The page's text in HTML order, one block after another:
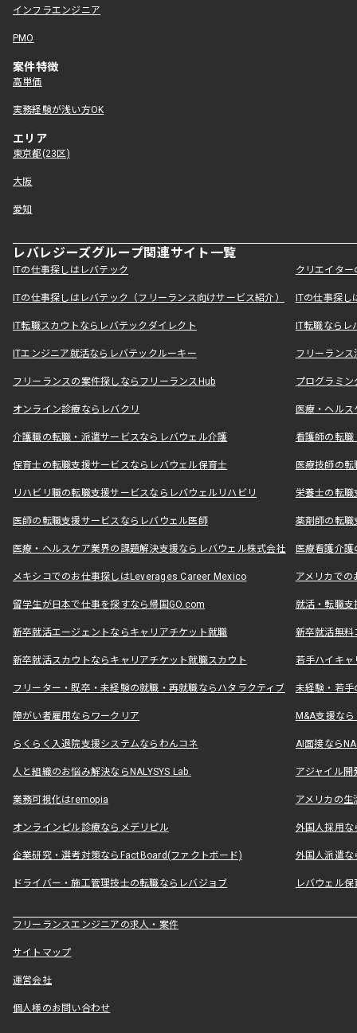
インフラエンジニア
PMO
案件特徴
高単価
実務経験が浅い方OK
エリア
東京都(23区)
大阪
愛知
レバレジーズグループ関連サイト一覧
ITの仕事探しはレバテック クリエイタ
ITの仕事探しはレバテック（フリーランス向けサービス紹介） ITの仕事探
IT転職スカウトならレバテックダイレクト IT転職なら
ITエンジニア就活ならレバテックルーキー フリーラン
フリーランスの案件探しならフリーランスHub プログラミ
オンライン診療ならレバクリ 医療・ヘル
介護職の転職・派遣サービスならレバウェル介護 看護師の転
保育士の転職支援サービスならレバウェル保育士 医療技師の
リハビリ職の転職支援サービスならレバウェルリハビリ 栄養士の転
医師の転職支援サービスならレバウェル医師 薬剤師の転
医療・ヘルスケア業界の課題解決支援ならレバウェル株式会社 医療看護介
メキシコでのお仕事探しはLeverages Career Mexico アメリカで
留学生が日本で仕事を探すなら帰国GO.com 就活・転職
新卒就活エージェントならキャリアチケット就職 新卒就活無料
新卒就活スカウトならキャリアチケット就職スカウト 若手ハイキ
フリーター・既卒・未経験の就職・再就職ならハタラクティブ 未経験・若手
障がい者雇用ならワークリア M&A支援な
らくらく入退院支援システムならわんコネ AI面接なら
人と組織のお悩み解決ならNALYSYS Lab. アジャイル
業務可視化はremopia アメリカの
オンラインピル診療ならメデリピル 外国人採用
企業研究・選考対策ならFactBoard(ファクトボード) 外国人派遣な
ドライバー・施工管理技士の転職ならレバジョブ レバウェル
フリーランスエンジニアの求人・案件
サイトマップ
運営会社
個人様のお問い合わせ